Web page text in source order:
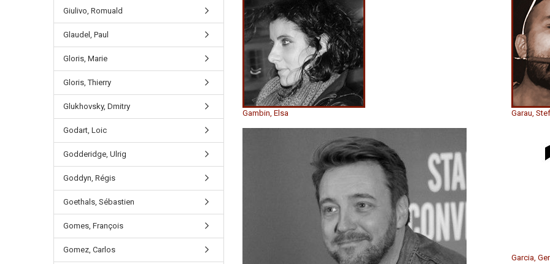
Gambin, Elsa Garau,
Garcia,
Giulivo, Romuald
Glaudel, Paul
Gloris, Marie
Gloris, Thierry
Glukhovsky, Dmitry
Godart, Loic
Godderidge, Ulrig
Goddyn, Régis
Goethals, Sébastien
Gomes, François
Gomez, Carlos